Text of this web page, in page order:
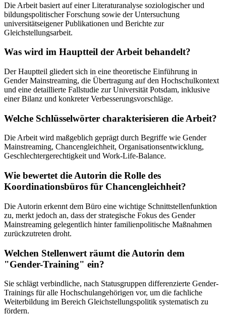
Die Arbeit basiert auf einer Literaturanalyse soziologischer und
bildungspolitischer Forschung sowie der Untersuchung
universitätseigener Publikationen und Berichte zur
Gleichstellungsarbeit.
Was wird im Hauptteil der Arbeit behandelt?
Der Hauptteil gliedert sich in eine theoretische Einführung in
Gender Mainstreaming, die Übertragung auf den Hochschulkontext
und eine detaillierte Fallstudie zur Universität Potsdam, inklusive
einer Bilanz und konkreter Verbesserungsvorschläge.
Welche Schlüsselwörter charakterisieren die Arbeit?
Die Arbeit wird maßgeblich geprägt durch Begriffe wie Gender
Mainstreaming, Chancengleichheit, Organisationsentwicklung,
Geschlechtergerechtigkeit und Work-Life-Balance.
Wie bewertet die Autorin die Rolle des
Koordinationsbüros für Chancengleichheit?
Die Autorin erkennt dem Büro eine wichtige Schnittstellenfunktion
zu, merkt jedoch an, dass der strategische Fokus des Gender
Mainstreaming gelegentlich hinter familienpolitische Maßnahmen
zurückzutreten droht.
Welchen Stellenwert räumt die Autorin dem
"Gender-Training" ein?
Sie schlägt verbindliche, nach Statusgruppen differenzierte Gender-
Trainings für alle Hochschulangehörigen vor, um die fachliche
Weiterbildung im Bereich Gleichstellungspolitik systematisch zu
fördern.